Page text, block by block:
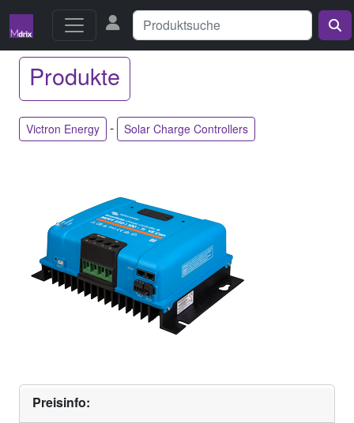
Produkte
Victron Energy - Solar Charge Controllers
Preisinfo: